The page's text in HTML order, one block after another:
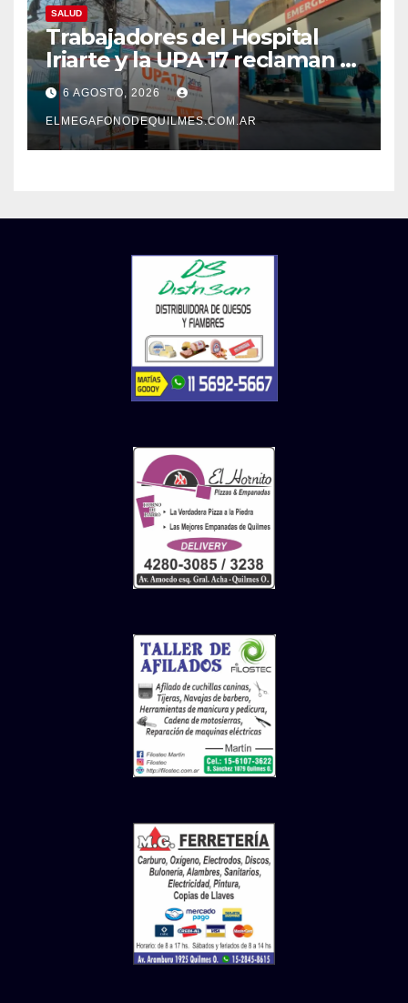
SALUD
Trabajadores del Hospital
Iriarte y la UPA 17 reclaman el
pase a planta de becarios y
mejoras laborales
6 AGOSTO, 2026
ELMEGAFONODEQUILMES.COM.AR